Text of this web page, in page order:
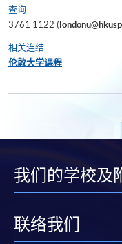
查询
3761 1122 (
相关连结
伦敦大学课程
我们的学校及
联络我们